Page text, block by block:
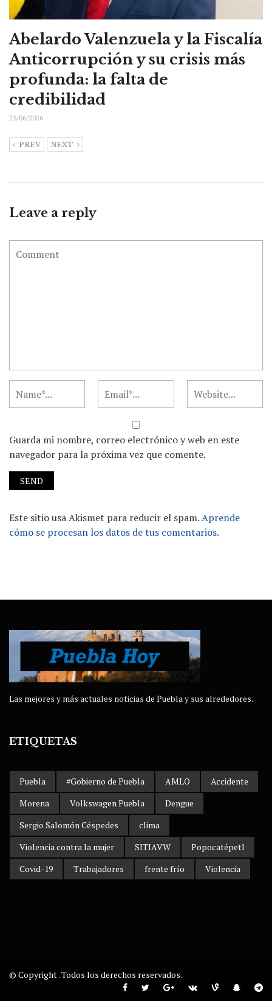
Abelardo Valenzuela y la Fiscalía
Anticorrupción y su crisis más
profunda: la falta de
credibilidad
25/06/2026
PREV NEXT
Leave a reply
Guarda mi nombre, correo electrónico y web en este
navegador para la próxima vez que comente.
Este sitio usa Akismet para reducir el spam.Aprende
cómo se procesan los datos de tus comentarios.
Las mejores y más actuales noticias de Puebla y sus alrededores.
ETIQUETAS
Puebla #Gobierno de Puebla AMLO
Accidente
Morena
Volkswagen Puebla
Dengue
Sergio Salomón Céspedes
clima
Violencia contra la mujer
SITIAVW
Popocatépetl
Covid-19
Trabajadores frente frío Violencia
© Copyright . Todos los derechos reservados.